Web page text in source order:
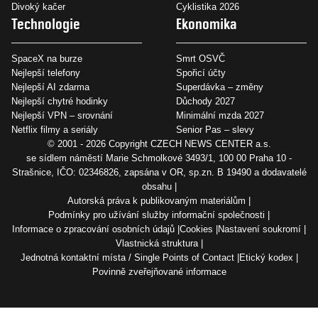
Divoký kačer
Cyklistika 2026
Technologie
SpaceX na burze
Nejlepší telefony
Nejlepší AI zdarma
Nejlepší chytré hodinky
Nejlepší VPN – srovnání
Netflix filmy a seriály
Ekonomika
Smrt OSVČ
Spořicí účty
Superdávka – změny
Důchody 2027
Minimální mzda 2027
Senior Pas – slevy
© 2001 - 2026 Copyright CZECH NEWS CENTER a.s.
se sídlem náměstí Marie Schmolkové 3493/1, 100 00 Praha 10 -
Strašnice, IČO: 02346826, zapsána v OR, sp.zn. B 19490 a dodavatelé
obsahu
Autorská práva k publikovaným materiálům
Podmínky pro užívání služby informační společnosti
Informace o zpracování osobních údajů Cookies Nastavení soukromí
Vlastnická struktura
Jednotná kontaktní místa / Single Points of Contact Etický kodex
Povinně zveřejňované informace